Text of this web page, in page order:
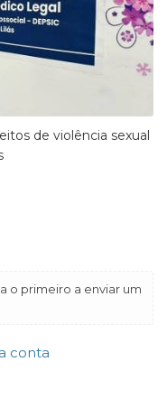
de violência sexual
o primeiro a enviar um
conta